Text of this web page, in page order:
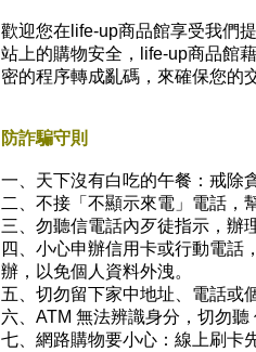
歡迎您在life-up商品館享受我們
站上的購物安全，life-up商品館
密的程序轉成亂碼，來確保您的
防詐騙守則
一、天下沒有白吃的午餐：戒除
二、不接「不顯示來電」電話，
三、勿聽信電話內歹徒指示，辦
四、小心申辦信用卡或行動電話
辦，以免個人資料外洩。
五、切勿留下家中地址、電話或
六、ATM 無法辨識身分，切勿
七、網路購物要小心：線上刷卡